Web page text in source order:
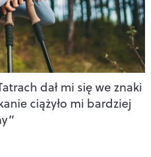
dał mi się we znaki
ciążyło mi bardziej